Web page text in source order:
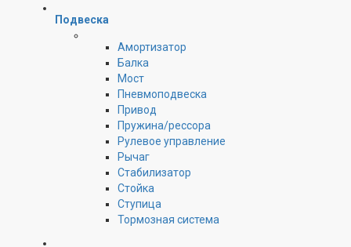
Подвеска
Амортизатор
Балка
Мост
Пневмоподвеска
Привод
Пружина/рессора
Рулевое управление
Рычаг
Стабилизатор
Стойка
Ступица
Тормозная система